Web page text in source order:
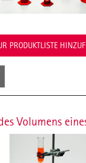
PRODUKTLISTE
Volumens